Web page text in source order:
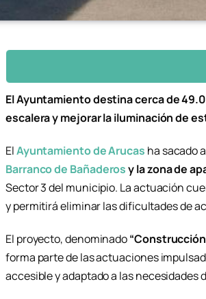
El Ayuntamiento destina cerca de
escalera y mejorar la iluminación de
ElAyuntamiento de Arucas ha sacado
Barranco de Bañaderosy la zona de
Sector 3 del municipio. La actuación
y permitirá eliminar las dificultades de
El proyecto, denominado
forma parte de las actuaciones
accesible y adaptado a las necesidades